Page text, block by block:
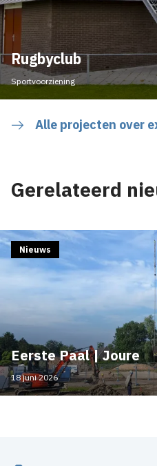
Rugbyclub
Sportvoorziening
Alle projecten over
Gerelateerd
Eerste Paal | Joure
Nieuws
18 juni 2026